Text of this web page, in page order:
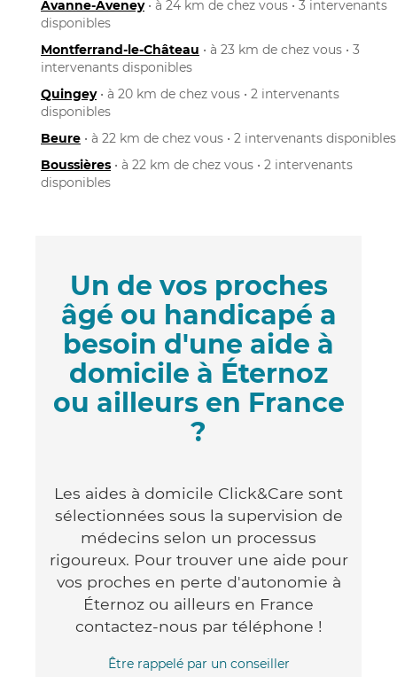
Avanne-Aveney• à 24 km de chez vous • 3 intervenants
disponibles
Montferrand-le-Château • à 23 km de chez vous • 3
intervenants disponibles
Quingey• à 20 km de chez vous • 2 intervenants
disponibles
Beure • à 22 km de chez vous • 2 intervenants disponibles
Boussières • à 22 km de chez vous • 2 intervenants
disponibles
Un de vos proches
âgé ou handicapé a
besoin d'une aide à
domicile à Éternoz
ou ailleurs en France
?
Les aides à domicile Click&Care sont
sélectionnées sous la supervision de
médecins selon un processus
rigoureux. Pour trouver une aide pour
vos proches en perte d'autonomie à
Éternoz ou ailleurs en France
contactez-nous par téléphone !
Être rappelé par un conseiller